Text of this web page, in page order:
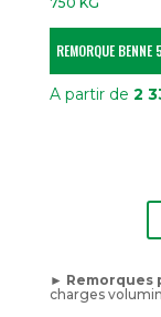
REMORQUE
A partir de 2
► Remorques
charges